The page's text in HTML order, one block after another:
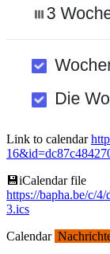
Link to calendar
💾︎iCalendar file
https://bapha.be/c/
3.ics
Calendar